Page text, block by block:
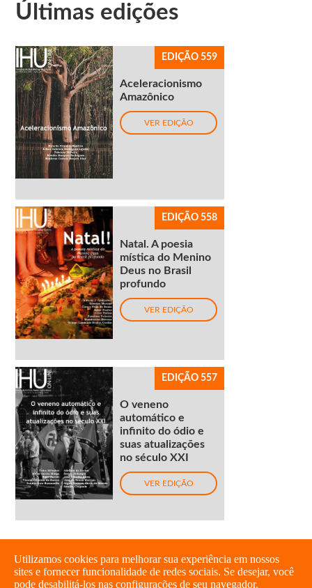
Últimas edições
EDIÇÃO 559
Aceleracionismo
Amazônico
VER EDIÇÃO
EDIÇÃO 558
Natal. A poesia
mística do Menino
Deus no Brasil
profundo
VER EDIÇÃO
EDIÇÃO 557
O veneno
automático e
infinito do ódio e
suas atualizações
no século XXI
VER EDIÇÃO
Utilizamos cookies para melhorar sua experiência em nossos
sites e fornecer funcionalidade de redes sociais. Se desejar, você
pode desabilitá-los nas configurações de seu navegador.